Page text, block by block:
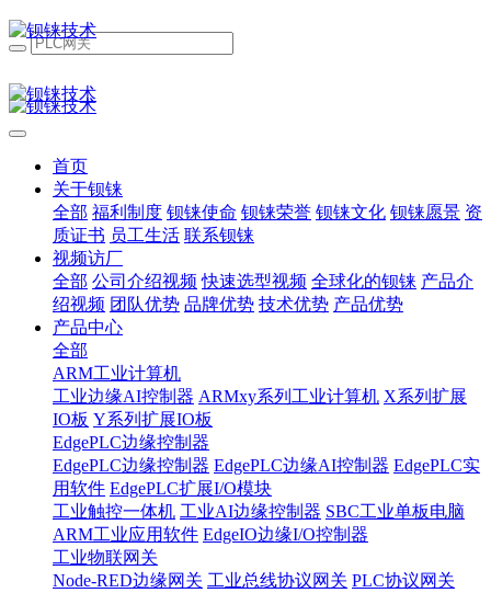
首页
关于钡铼
全部 福利制度 钡铼使命 钡铼荣誉 钡铼文化 钡铼愿景 资
质证书 员工生活 联系钡铼
视频访厂
全部 公司介绍视频 快速选型视频 全球化的钡铼 产品介
绍视频 团队优势 品牌优势 技术优势 产品优势
产品中心
全部
ARM工业计算机
工业边缘AI控制器 ARMxy系列工业计算机 X系列扩展
IO板 Y系列扩展IO板
EdgePLC边缘控制器
EdgePLC边缘控制器 EdgePLC边缘AI控制器 EdgePLC实
用软件 EdgePLC扩展I/O模块
工业触控一体机 工业AI边缘控制器 SBC工业单板电脑
ARM工业应用软件 EdgeIO边缘I/O控制器
工业物联网关
Node-RED边缘网关 工业总线协议网关 PLC协议网关